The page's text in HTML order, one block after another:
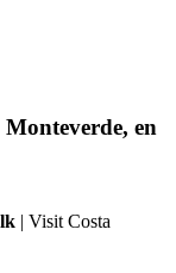
en
| Visit Costa